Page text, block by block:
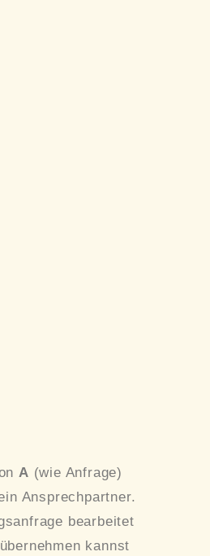
A (wie Anfrage)
Ansprechpartner.
bearbeitet
kannst